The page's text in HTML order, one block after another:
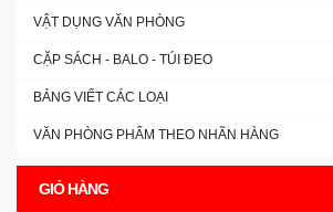
VẬT DỤNG VĂN PHÒNG
CẶP SÁCH - BALO - TÚI ĐEO
BẢNG VIẾT CÁC LOẠI
VĂN PHÒNG PHẨM THEO NHÃN HÀNG
GIỎ HÀNG